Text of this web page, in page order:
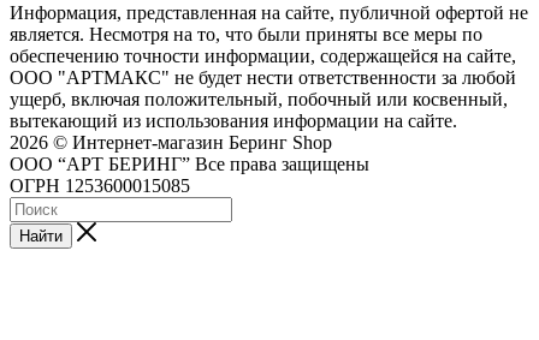
Информация, представленная на сайте, публичной офертой не
является. Несмотря на то, что были приняты все меры по
обеспечению точности информации, содержащейся на сайте,
ООО "АРТМАКС" не будет нести ответственности за любой
ущерб, включая положительный, побочный или косвенный,
вытекающий из использования информации на сайте.
2026 © Интернет-магазин Беринг Shop
ООО “АРТ БЕРИНГ” Все права защищены
ОГРН 1253600015085
Найти